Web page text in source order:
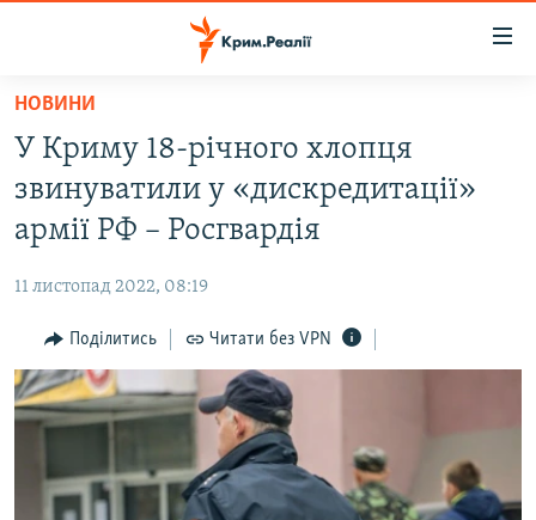
Перейти
основного
матеріалу
Перейти
до
основної
Перейти
до
пошуку
ВОДА.КРИМ
ВІДЕО ТА ФОТО
БЛОГИ
ПОГЛЯД
ІНТЕРВ'Ю
ВСЕ ЗА ДЕНЬ
СПЕЦПРОЕКТИ
ДЕПОРТАЦІЯ
ЯК ОБІЙТИ БЛОКУВАННЯ
НОВИНИ
У Криму 18-річного хлопця
звинуватили у «дискредитації»
армії РФ – Росгвардія
11 листопад 2022, 08:19
Поділитись Читати без VPN